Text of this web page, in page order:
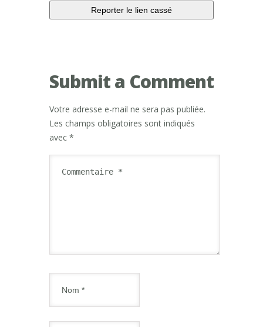
Submit a Comment
Votre adresse e-mail ne sera pas publiée.
Les champs obligatoires sont indiqués
avec *